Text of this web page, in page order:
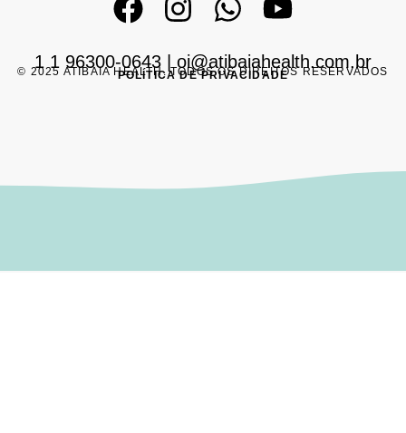
1 1 96300-0643 oi@atibaiahealth.com.br
© 2025 ATIBAIA HEALTH. TODOS OS DIREITOS RESERVADOS
POLÍTICA DE PRIVACIDADE